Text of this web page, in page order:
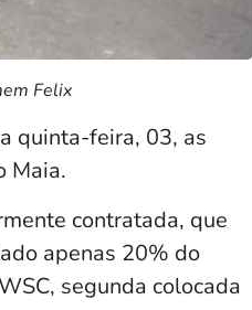
Felix
quinta-feira, 03, as
Maia.
contratada, que
apenas 20% do
segunda colocada